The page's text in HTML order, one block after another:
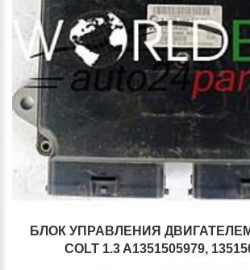
БЛОК УПРАВЛЕНИЯ ДВИГАТЕЛЕМ
COLT 1.3 A1351505979,